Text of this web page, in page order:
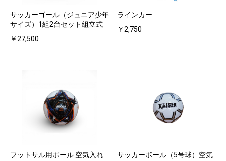
サッカーゴール（ジュニア少年
サイズ）1組2台セット組立式
￥27,500
ラインカー
￥2,750
フットサル用ボール 空気入れ
サッカーボール（5号球）空気